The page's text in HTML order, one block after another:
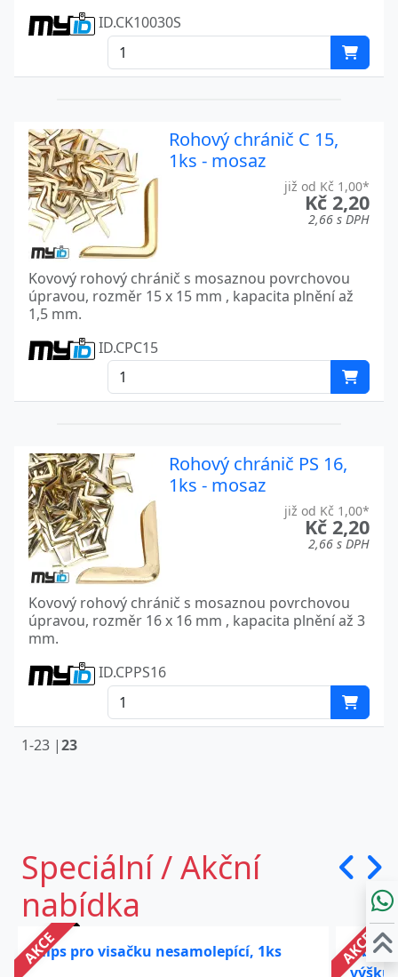
ID.CK10030S
Rohový chránič C 15,
1ks - mosaz
již od Kč 1,00*
Kč 2,20
2,66 s DPH
Kovový rohový chránič s mosaznou povrchovou
úpravou, rozměr 15 x 15 mm , kapacita plnění až
1,5 mm.
ID.CPC15
Rohový chránič PS 16,
1ks - mosaz
již od Kč 1,00*
Kč 2,20
2,66 s DPH
Kovový rohový chránič s mosaznou povrchovou
úpravou, rozměr 16 x 16 mm , kapacita plnění až 3
mm.
ID.CPPS16
1-23 |23
Speciální / Akční
nabídka
AKCE
Klips pro visačku nesamolepící, 1ks AKCE
Obal
výšku,